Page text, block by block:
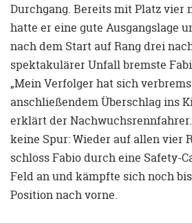
Durchgang. Bereits mit Platz vier
hatte er eine gute Ausgangslage
nach dem Start auf Rang drei
spektakulärer Unfall bremste
„Mein Verfolger hat sich
anschließendem Überschlag ins
erklärt der
keine Spur: Wieder auf allen vier
schloss Fabio durch eine Safety-
Feld an und kämpfte sich noch
Position nach vorne.